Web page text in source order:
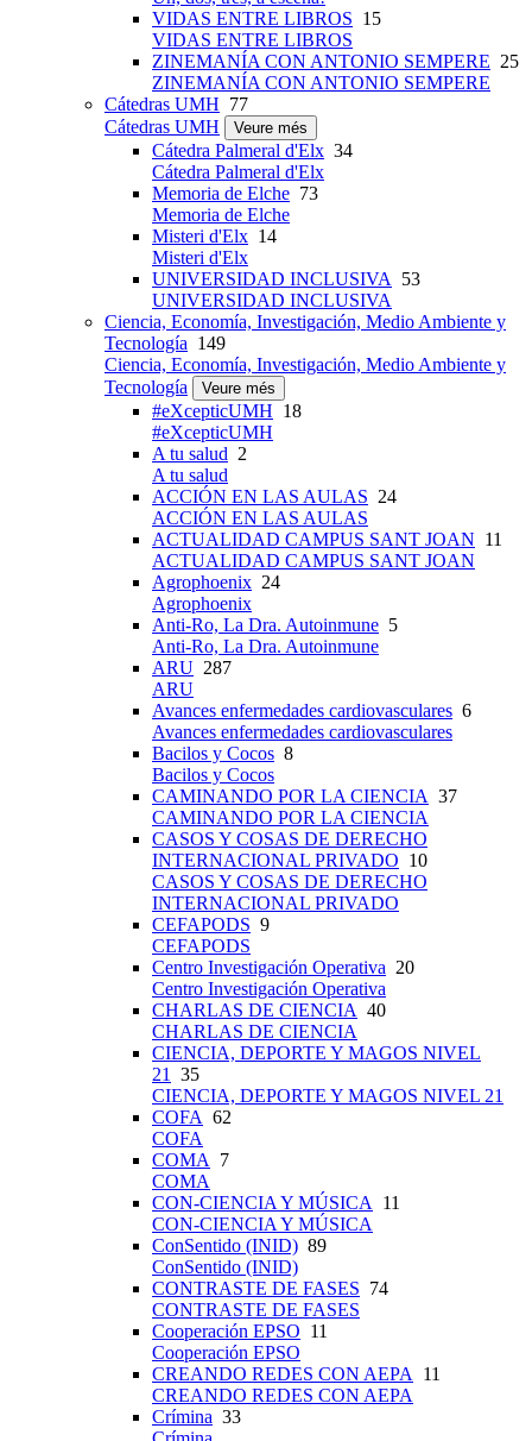
VIDAS ENTRE LIBROS 15
VIDAS ENTRE LIBROS
ZINEMANÍA CON ANTONIO SEMPERE 25
ZINEMANÍA CON ANTONIO SEMPERE
Cátedras UMH 77
Cátedras UMH
Veure més
Cátedra Palmeral d'Elx 34
Cátedra Palmeral d'Elx
Memoria de Elche 73
Memoria de Elche
Misteri d'Elx 14
Misteri d'Elx
UNIVERSIDAD INCLUSIVA
53
UNIVERSIDAD INCLUSIVA
Ciencia, Economía, Investigación, Medio Ambiente y
Tecnología 149
Ciencia, Economía, Investigación, Medio Ambiente y
Tecnología
Veure més
#eXcepticUMH 18
#eXcepticUMH
A tu salud 2
A tu salud
ACCIÓN EN LAS AULAS 24
ACCIÓN EN LAS AULAS
ACTUALIDAD CAMPUS SANT JOAN 11
ACTUALIDAD CAMPUS SANT JOAN
Agrophoenix 24
Agrophoenix
Anti-Ro, La Dra. Autoinmune 5
Anti-Ro, La Dra. Autoinmune
ARU 287
ARU
Avances enfermedades cardiovasculares 6
Avances enfermedades cardiovasculares
Bacilos y Cocos 8
Bacilos y Cocos
CAMINANDO POR LA CIENCIA 37
CAMINANDO POR LA CIENCIA
CASOS Y COSAS DE DERECHO
INTERNACIONAL PRIVADO 10
CASOS Y COSAS DE DERECHO
INTERNACIONAL PRIVADO
CEFAPODS 9
CEFAPODS
Centro Investigación Operativa 20
Centro Investigación Operativa
CHARLAS DE CIENCIA 40
CHARLAS DE CIENCIA
CIENCIA, DEPORTE Y MAGOS NIVEL
21
35
CIENCIA, DEPORTE Y MAGOS NIVEL 21
COFA 62
COFA
COMA
7
COMA
CON-CIENCIA Y MÚSICA
11
CON-CIENCIA Y MÚSICA
ConSentido (INID) 89
ConSentido (INID)
CONTRASTE DE FASES 74
CONTRASTE DE FASES
Cooperación EPSO 11
Cooperación EPSO
CREANDO REDES CON AEPA
11
CREANDO REDES CON AEPA
Crímina 33